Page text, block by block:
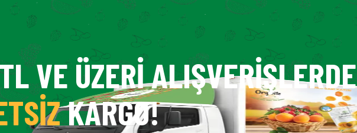
VE ÜZERI ALIŞVERIŞLERDE
KARGO!